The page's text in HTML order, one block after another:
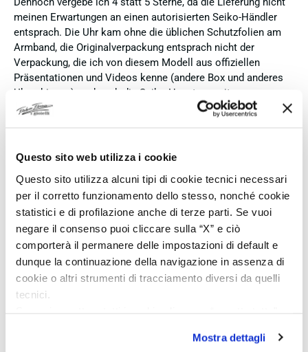
Questo sito web utilizza i cookie
Questo sito utilizza alcuni tipi di cookie tecnici necessari
per il corretto funzionamento dello stesso, nonché cookie
statistici e di profilazione anche di terze parti. Se vuoi
negare il consenso puoi cliccare sulla “X” e ciò
comporterà il permanere delle impostazioni di default e
dunque la continuazione della navigazione in assenza di
cookie o altri strumenti di tracciamento diversi da quelli
tecnici.
Mostra dettagli
meinen Erwartungen an einen autorisierten Seiko-Händler
entsprach. Die Uhr kam ohne die üblichen Schutzfolien am
Armband, die Originalverpackung entsprach nicht der
Verpackung, die ich von diesem Modell aus offiziellen
Präsentationen und Videos kenne (andere Box und anderes
Uhrenkissen), und auch die Seiko-Hangtags mit
Modellinformationen fehlten. Die Uhr selbst ist in neuem
erwartet, dass sie mit der vollständigen Originalpräsentation
des guten Preises und der seriösen Abwicklung, hoffe
jedoch, dass bei zukünftigen Bestellungen mehr Wert auf
eine vollständige und originale Präsentation gelegt wird.
Verifizierter Käufer
Vor 4 Tagen